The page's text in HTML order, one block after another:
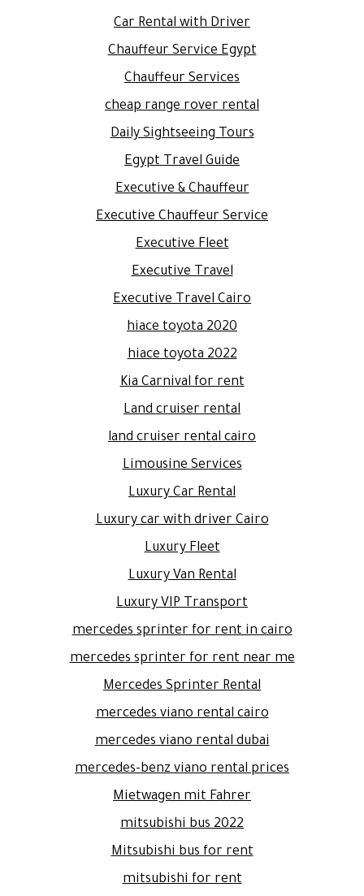
Car Rental with Driver
Chauffeur Service Egypt
Chauffeur Services
cheap range rover rental
Daily Sightseeing Tours
Egypt Travel Guide
Executive & Chauffeur
Executive Chauffeur Service
Executive Fleet
Executive Travel
Executive Travel Cairo
hiace toyota 2020
hiace toyota 2022
Kia Carnival for rent
Land cruiser rental
land cruiser rental cairo
Limousine Services
Luxury Car Rental
Luxury car with driver Cairo
Luxury Fleet
Luxury Van Rental
Luxury VIP Transport
mercedes sprinter for rent in cairo
mercedes sprinter for rent near me
Mercedes Sprinter Rental
mercedes viano rental cairo
mercedes viano rental dubai
mercedes-benz viano rental prices
Mietwagen mit Fahrer
mitsubishi bus 2022
Mitsubishi bus for rent
mitsubishi for rent